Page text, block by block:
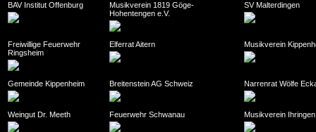
BAV Institut Offenburg
Musikverein 1819 Göge-
Hohentengen e.V.
SV Malterdingen
Freiwillige Feuerwehr
Ringsheim
Elferrat Aitern Musikverein
Gemeinde Kippenheim Breitenstein AG Schweiz Narrenrat Wölfe
Weingut Dr. Meeth Feuerwehr Schwanau Musikverein Ihringen